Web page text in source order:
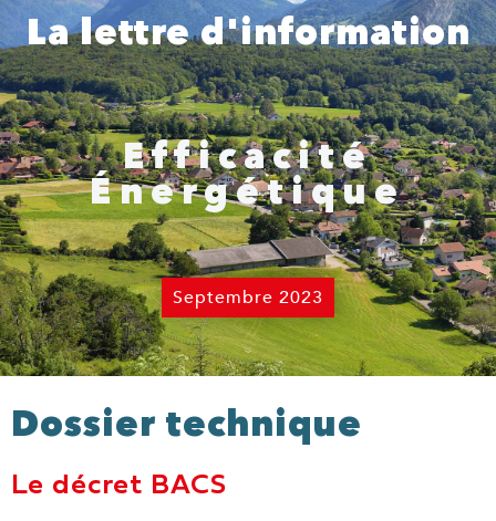
La lettre d'information
Efficacité
Énergétique
Septembre 2023
Dossier technique
Le décret BACS